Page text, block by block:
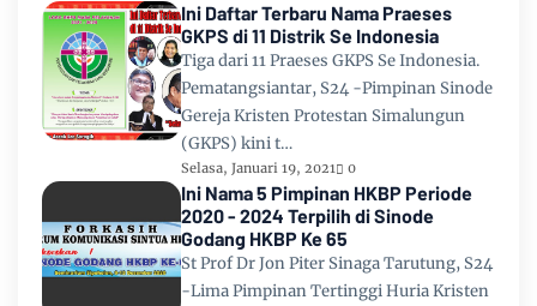
Ini Daftar Terbaru Nama Praeses
GKPS di 11 Distrik Se Indonesia
Tiga dari 11 Praeses GKPS Se Indonesia.
Pematangsiantar, S24 -Pimpinan Sinode
Gereja Kristen Protestan Simalungun
(GKPS) kini t…
Selasa, Januari 19, 2021 0
Ini Nama 5 Pimpinan HKBP Periode
2020 - 2024 Terpilih di Sinode
Godang HKBP Ke 65
St Prof Dr Jon Piter Sinaga Tarutung, S24
-Lima Pimpinan Tertinggi Huria Kristen